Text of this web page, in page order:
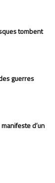
tombent
guerres
manifeste d’un